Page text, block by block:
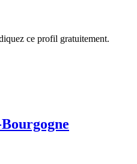
ce profil gratuitement.